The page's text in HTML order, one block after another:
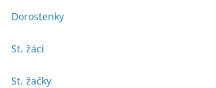
Dorostenky
St. žáci
St. žačky